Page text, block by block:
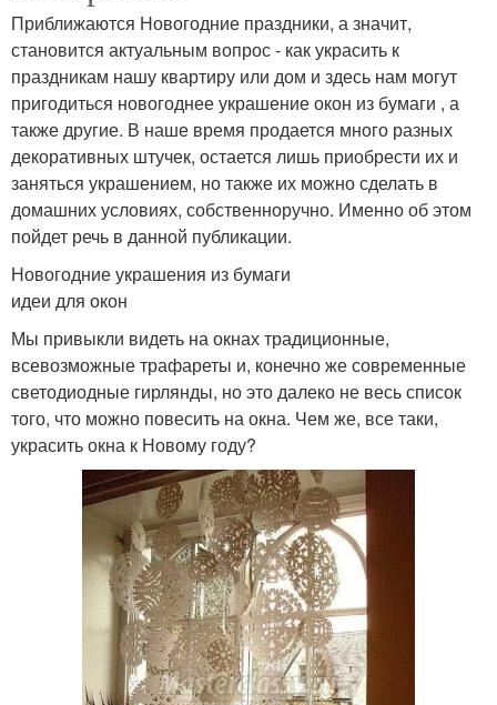
Приближаются Новогодние праздники, а значит,
становится актуальным вопрос - как украсить к
праздникам нашу квартиру или дом и здесь нам могут
пригодиться новогоднее украшение окон из бумаги , а
также другие. В наше время продается много разных
декоративных штучек, остается лишь приобрести их и
заняться украшением, но также их можно сделать в
домашних условиях, собственноручно. Именно об этом
пойдет речь в данной публикации.
Новогодние украшения из бумаги
идеи для окон
Мы привыкли видеть на окнах традиционные,
всевозможные трафареты и, конечно же современные
светодиодные гирлянды, но это далеко не весь список
того, что можно повесить на окна. Чем же, все таки,
украсить окна к Новому году?